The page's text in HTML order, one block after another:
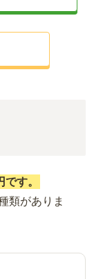
うこつぼを使
つぼは全48区
す。
類がありま